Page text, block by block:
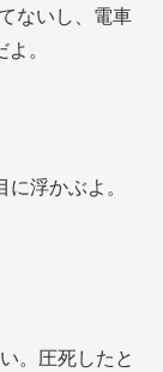
ないし、電車
。
浮かぶよ。
。圧死したと